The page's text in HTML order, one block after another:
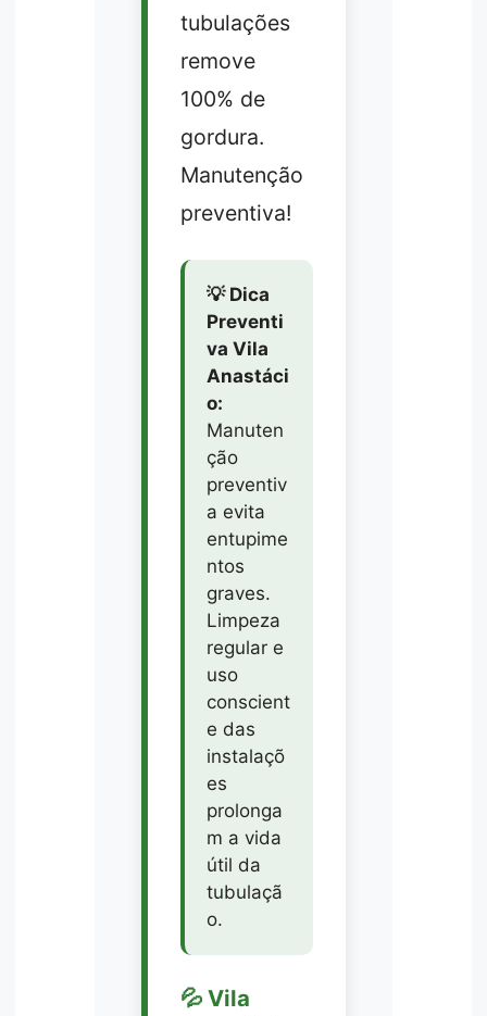
tubulações
remove
100% de
gordura.
Manutenção
preventiva!
💡 Dica
Preventi
va Vila
Anastáci
o:
Manuten
ção
preventiv
a evita
entupime
ntos
graves.
Limpeza
regular e
uso
conscient
e das
instalaçõ
es
prolonga
m a vida
útil da
tubulaçã
o.
💦 Vila